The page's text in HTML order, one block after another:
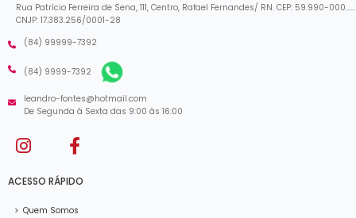
Rua Patrício Ferreira de Sena, 111, Centro, Rafael Fernandes/ RN. CEP: 59.990-000......
CNJP: 17.383.256/0001-28
(84) 99999-7392
(84) 9999-7392
leandro-fontes@hotmail.com
De Segunda à Sexta das 9:00 às 16:00
ACESSO RÁPIDO
> Quem Somos